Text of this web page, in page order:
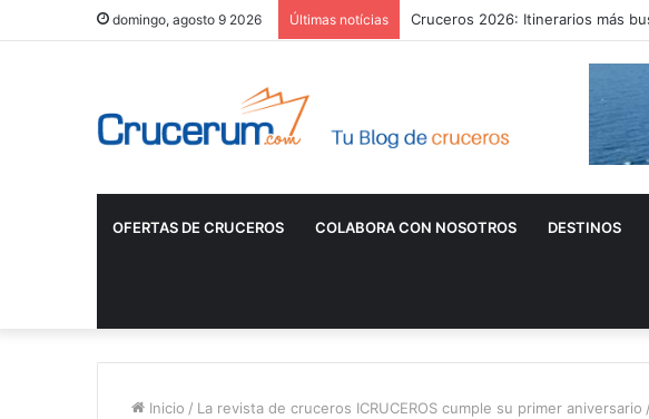
domingo, agosto 9 2026 Últimas notícias Cruceros 2026: Itinerarios más
OFERTAS DE CRUCEROS COLABORA CON NOSOTROS DESTINOS
Inicio / La revista de cruceros ICRUCEROS cumple su primer aniversario /